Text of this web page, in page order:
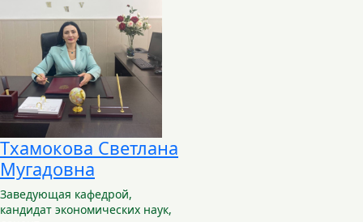
Тхамокова Светлана
Мугадовна
Заведующая кафедрой,
кандидат экономических наук,